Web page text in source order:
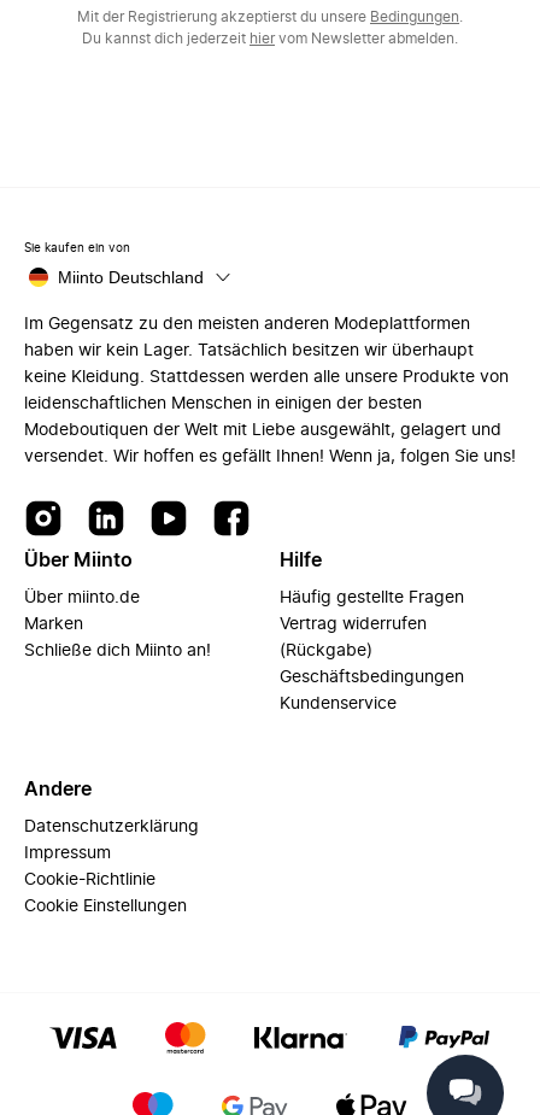
Mit der Registrierung akzeptierst du unsere Bedingungen
Du kannst dich jederzeit hiervom Newsletter abmelden.
Sie kaufen ein von
Miinto Deutschland
Im Gegensatz zu den meisten anderen Modeplattformen
haben wir kein Lager. Tatsächlich besitzen wir überhaupt
keine Kleidung. Stattdessen werden alle unsere Produkte von
leidenschaftlichen Menschen in einigen der besten
Modeboutiquen der Welt mit Liebe ausgewählt, gelagert und
versendet. Wir hoffen es gefällt Ihnen! Wenn ja, folgen Sie uns!
Über Miinto
Über miinto.de
Marken
Schließe dich Miinto an!
Hilfe
Häufig gestellte Fragen
Vertrag widerrufen
(Rückgabe)
Geschäftsbedingungen
Kundenservice
Andere
Datenschutzerklärung
Impressum
Cookie-Richtlinie
Cookie Einstellungen